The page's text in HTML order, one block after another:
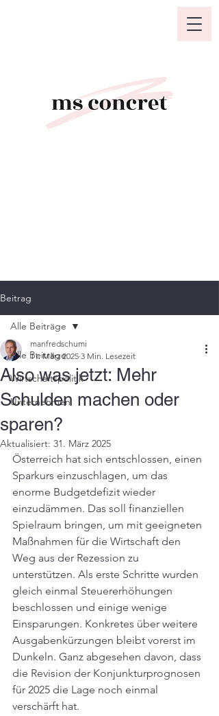
Beitrag
Alle Beiträge
Wirtschaftspolitik
Unternehmen
Alle Beiträge
Also was jetzt: Mehr
Schulden machen oder
sparen?
manfredschumi
11. März 2025 3 Min. Lesezeit
Aktualisiert: 31. März 2025
Österreich hat sich entschlossen, einen
Sparkurs einzuschlagen, um das
enorme Budgetdefizit wieder
einzudämmen. Das soll finanziellen
Spielraum bringen, um mit geeigneten
Maßnahmen für die Wirtschaft den
Weg aus der Rezession zu
unterstützen. Als erste Schritte wurden
gleich einmal Steuererhöhungen
beschlossen und einige wenige
Einsparungen. Konkretes über weitere
Ausgabenkürzungen bleibt vorerst im
Dunkeln. Ganz abgesehen davon, dass
die Revision der Konjunkturprognosen
für 2025 die Lage noch einmal
verschärft hat.